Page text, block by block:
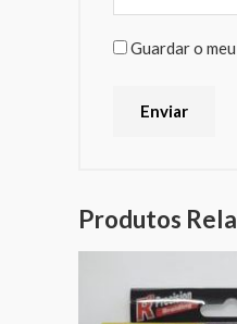
Guardar o
Produtos